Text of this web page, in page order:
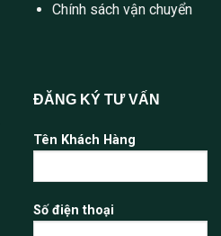
Chính sách vận chuyển
ĐĂNG KÝ TƯ VẤN
Tên Khách Hàng
Số điện thoại